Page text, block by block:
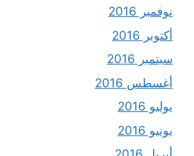
نوفمبر 2016
أكتوبر 2016
سبتمبر 2016
أغسطس 2016
يوليو 2016
يونيو 2016